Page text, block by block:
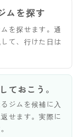
ムを探す
を探せます。通
て、行けた日は
ておこう。
ジムを候補に入
せます。実際に